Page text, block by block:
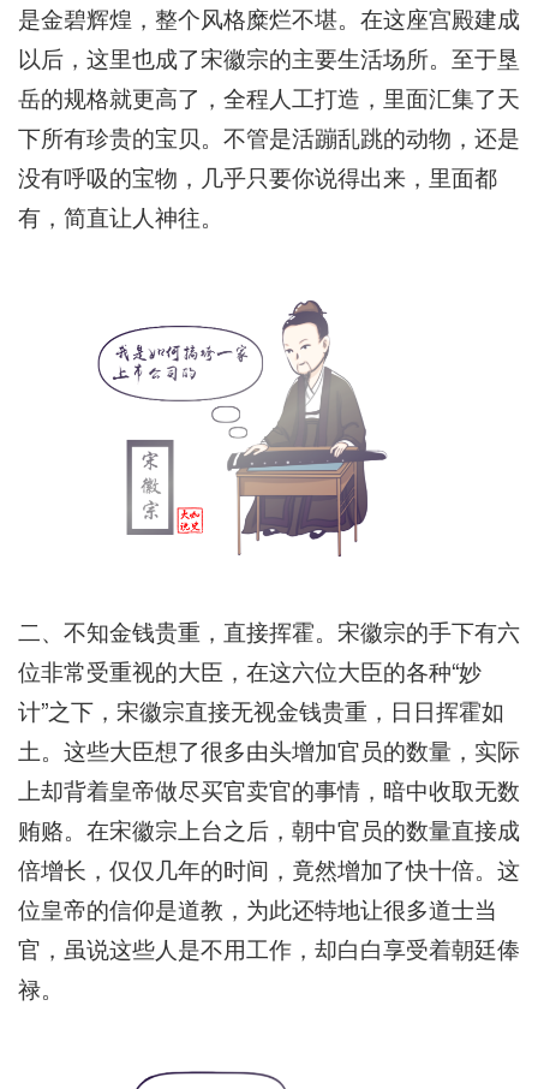
是金碧辉煌，整个风格糜烂不堪。在这座宫殿建成
以后，这里也成了宋徽宗的主要生活场所。至于垦
岳的规格就更高了，全程人工打造，里面汇集了天
下所有珍贵的宝贝。不管是活蹦乱跳的动物，还是
没有呼吸的宝物，几乎只要你说得出来，里面都
有，简直让人神往。
二、不知金钱贵重，直接挥霍。宋徽宗的手下有六
位非常受重视的大臣，在这六位大臣的各种“妙
计”之下，宋徽宗直接无视金钱贵重，日日挥霍如
土。这些大臣想了很多由头增加官员的数量，实际
上却背着皇帝做尽买官卖官的事情，暗中收取无数
贿赂。在宋徽宗上台之后，朝中官员的数量直接成
倍增长，仅仅几年的时间，竟然增加了快十倍。这
位皇帝的信仰是道教，为此还特地让很多道士当
官，虽说这些人是不用工作，却白白享受着朝廷俸
禄。